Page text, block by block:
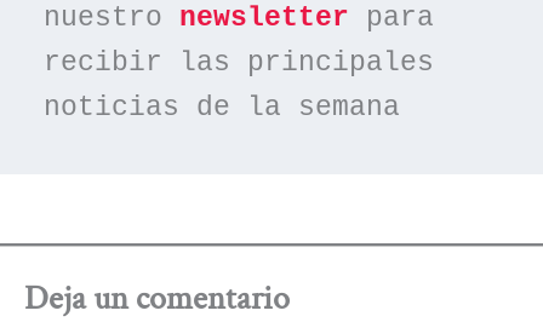
nuestro newsletter para
recibir las principales
noticias de la semana
Deja un comentario